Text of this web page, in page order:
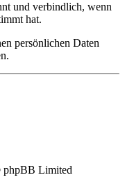
und verbindlich, wenn
hat.
persönlichen Daten
Limited